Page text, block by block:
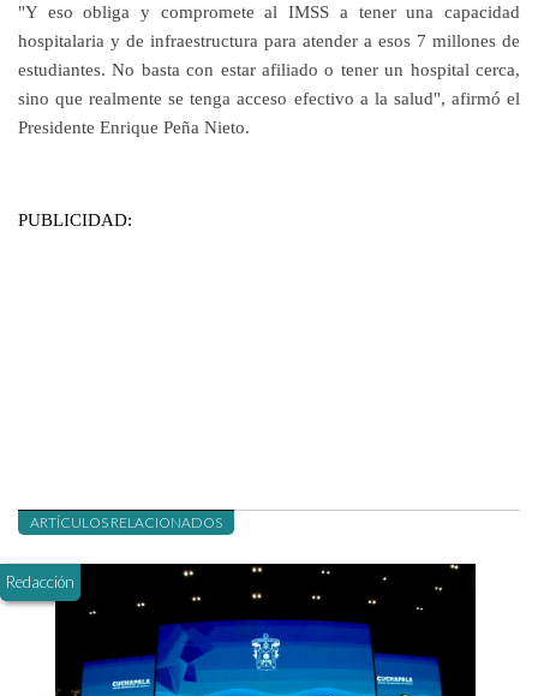
"Y eso obliga y compromete al IMSS a tener una capacidad
hospitalaria y de infraestructura para atender a esos 7 millones de
estudiantes. No basta con estar afiliado o tener un hospital cerca,
sino que realmente se tenga acceso efectivo a la salud", afirmó el
Presidente Enrique Peña Nieto.
PUBLICIDAD:
ARTÍCULOS RELACIONADOS
Redacción